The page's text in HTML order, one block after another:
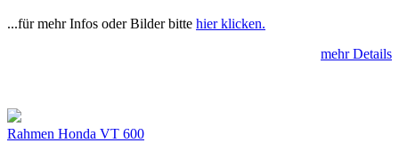
...für mehr Infos oder Bilder bitte hier klicken.
mehr Details
Rahmen Honda VT 600